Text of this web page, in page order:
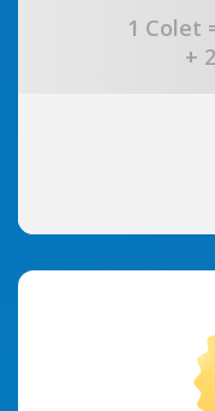
1 Colet
+